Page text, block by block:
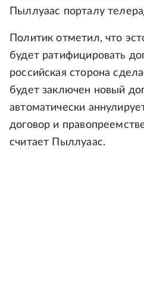
Пыллуаас порталу
Политик отметил, что
будет ратифицировать
российская сторона
будет заключен новый
автоматически
договор и
считает Пыллуаас.